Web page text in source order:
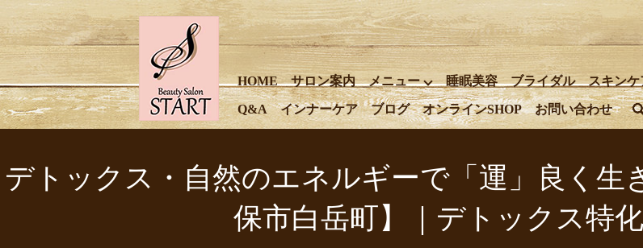
HOME サロン案内 メニュー 睡眠美容 ブライダル スキンケ
Q&A インナーケア ブログ オンラインSHOP お問い合わせ
デトックス・自然のエネルギーで「運」良く生
保市白岳町】｜デトックス特